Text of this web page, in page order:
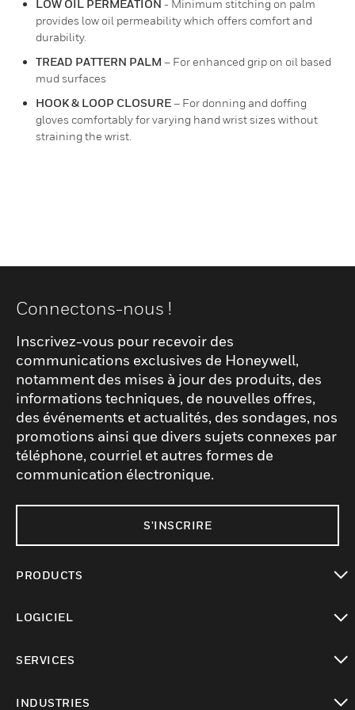
LOW OIL PERMEATION - Minimum stitching on palm
provides low oil permeability which offers comfort and
durability.
TREAD PATTERN PALM – For enhanced grip on oil based
mud surfaces
HOOK & LOOP CLOSURE– For donning and doffing
gloves comfortably for varying hand wrist sizes without
straining the wrist.
Connectons-nous !
Inscrivez-vous pour recevoir des
communications exclusives de Honeywell,
notamment des mises à jour des produits, des
informations techniques, de nouvelles offres,
des événements et actualités, des sondages, nos
promotions ainsi que divers sujets connexes par
téléphone, courriel et autres formes de
communication électronique.
S'INSCRIRE
PRODUCTS
LOGICIEL
SERVICES
INDUSTRIES